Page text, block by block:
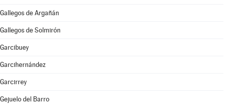
Gallegos de Argañán
Gallegos de Solmirón
Garcibuey
Garcihernández
Garcirrey
Gejuelo del Barro